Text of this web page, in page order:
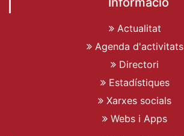
Actualitat
Agenda d'activitats
Directori
Estadístiques
Xarxes socials
Webs i Apps